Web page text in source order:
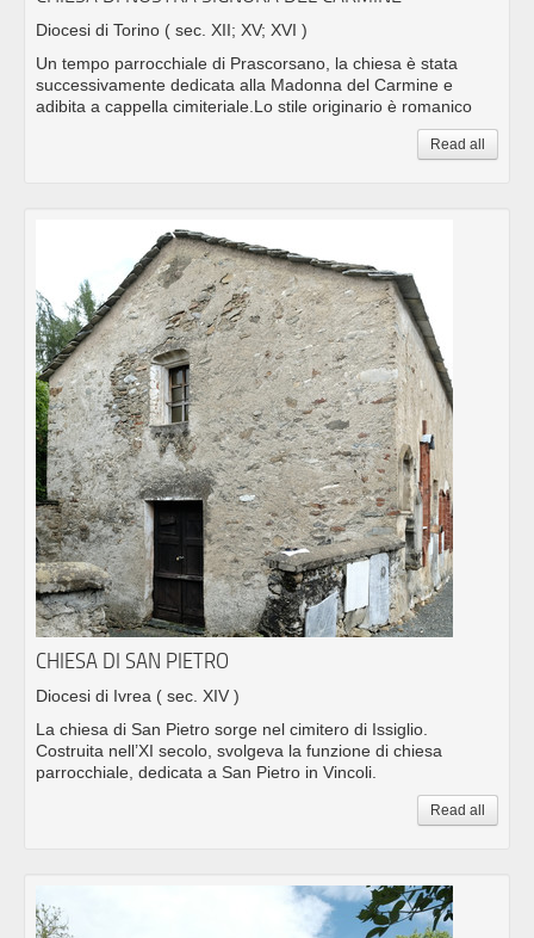
Diocesi di Torino ( sec. XII; XV; XVI )
Un tempo parrocchiale di Prascorsano, la chiesa è stata
successivamente dedicata alla Madonna del Carmine e
adibita a cappella cimiteriale.Lo stile originario è romanico
Read all
CHIESA DI SAN PIETRO
Diocesi di Ivrea ( sec. XIV )
La chiesa di San Pietro sorge nel cimitero di Issiglio.
Costruita nell’XI secolo, svolgeva la funzione di chiesa
parrocchiale, dedicata a San Pietro in Vincoli.
Read all